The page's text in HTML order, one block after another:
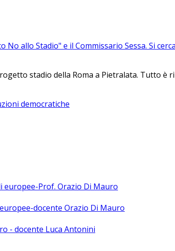
allo Stadio" e il Commissario Sessa. Si
stadio della Roma a Pietralata. Tutto è
democratiche
europee-Prof. Orazio Di Mauro
docente Orazio Di Mauro
- docente Luca Antonini